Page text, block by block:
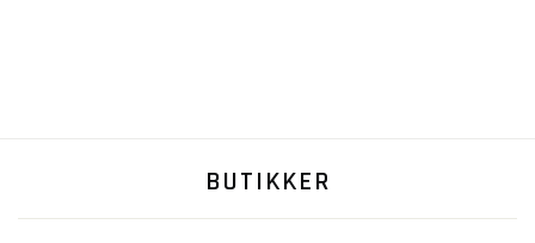
BUTIKKER